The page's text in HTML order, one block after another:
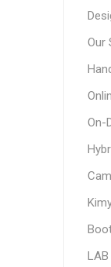
Our
On-
LAB